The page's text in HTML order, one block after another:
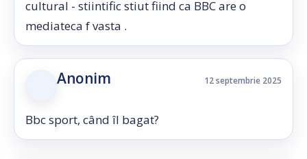
cultural - stiintific stiut fiind ca BBC are o
mediateca f vasta .
Anonim 12 septembrie 2025
Bbc sport, când îl bagat?